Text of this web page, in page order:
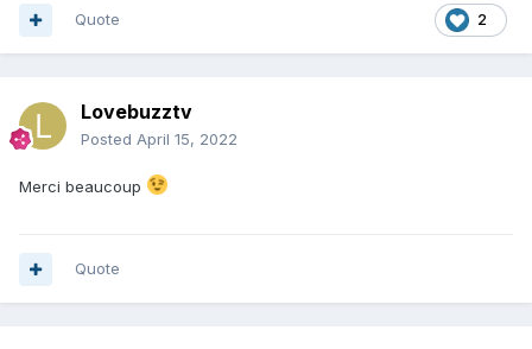
2
Quote
Lovebuzztv
Posted April 15, 2022
Merci beaucoup
Quote